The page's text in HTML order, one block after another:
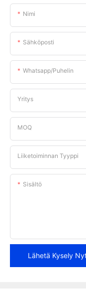
Nimi
Sähköposti
Whatsapp/puhelin
Yritys
MOQ
Liiketoiminnan Tyyppi
Sisältö
Lähetä Kysely